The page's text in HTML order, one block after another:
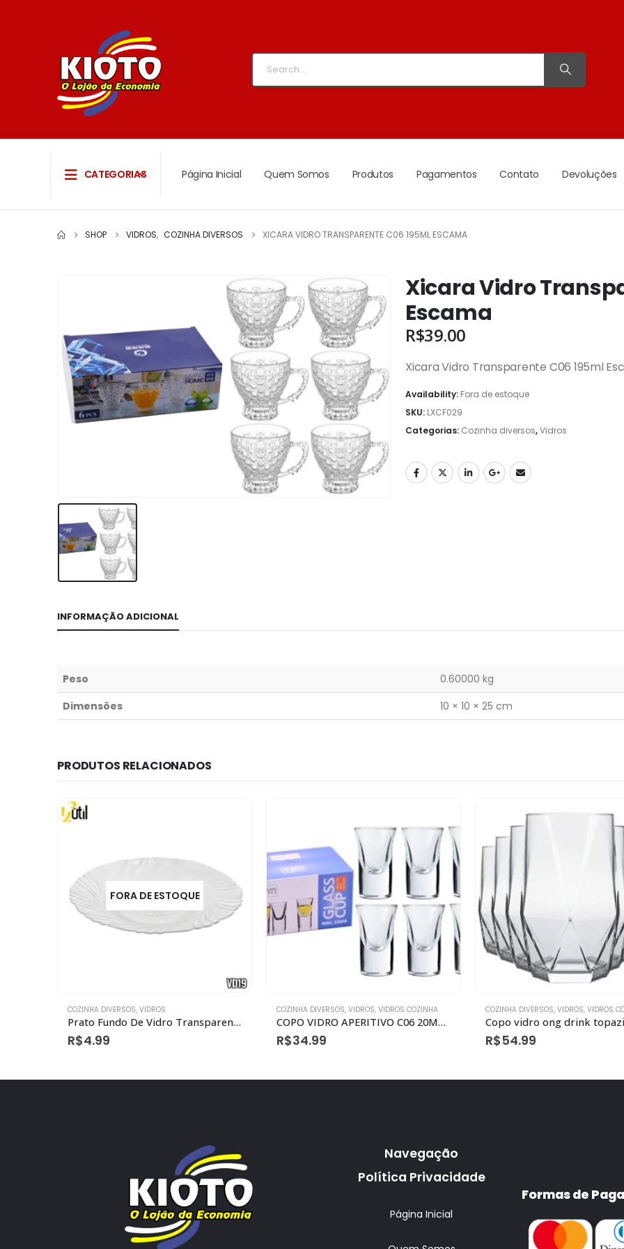
CATEGORIAS Página Inicial Quem Somos Produtos Pagamentos Contato Devoluções
SHOP VIDROS, COZINHA DIVERSOS XICARA VIDRO TRANSPARENTE C06 195ML ESCAMA
Xicara Vidro
Escama
R$39.00
Xicara Vidro Transparente C06 195ml
Availability: Fora de estoque
SKU: LXCF029
Categorias: Cozinha diversos,Vidros
INFORMAÇÃO ADICIONAL
Peso
0.60000 kg
Dimensões
10 × 10 × 25 cm
PRODUTOS RELACIONADOS
FORA DE ESTOQUE
COZINHA DIVERSOS, VIDROS
Prato Fundo De Vidro Transparente Onda Ii 9″
R$4.99
COZINHA DIVERSOS, VIDROS, VIDROS COZINHA
COPO VIDRO APERITIVO C06 20ML REFORCADO
R$34.99
COZINHA DIVERSOS, VIDROS, VIDROS
R$54.99
Navegação
Política Privacidade
Página Inicial
Formas de